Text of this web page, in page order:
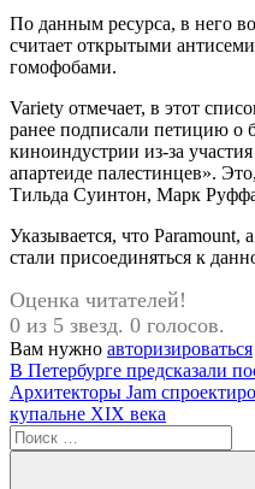
По данным ресурса, в него
считает открытыми
гомофобами.
Variety отмечает, в этот
ранее подписали петицию о
киноиндустрии из-за
апартеиде палестинцев».
Тильда Суинтон, Марк
Указывается, что Paramount,
стали присоединяться к
Оценка читателей!
0 из 5 звезд. 0 голосов.
Вам нужно авторизироваться
Навигация
по
записям
Предыдущая
запись:
В Петербурге предсказали
Следующая
запись:
Архитекторы Jam
купальне XIX века
Поиск
для: